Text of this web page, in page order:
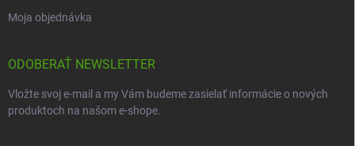
Moja objednávka
ODOBERAŤ NEWSLETTER
Vložte svoj e-mail a my Vám budeme zasielať informácie o nových
produktoch na našom e-shope.